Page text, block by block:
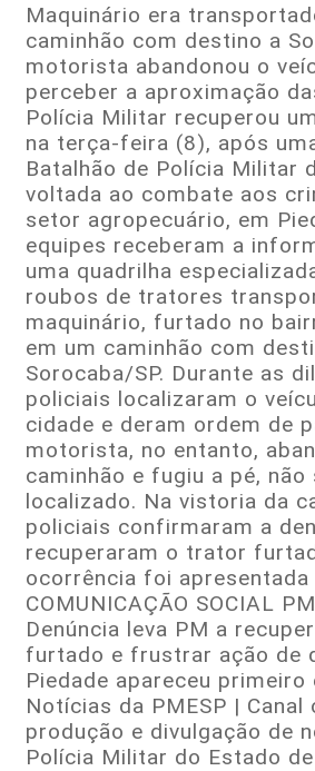
Maquinário era
caminhão com destino a
motorista abandonou o
perceber a aproximação
Polícia Militar recuperou
na terça-feira (8), após
Batalhão de Polícia Militar
voltada ao combate aos
setor agropecuário, em
equipes receberam a
uma quadrilha
roubos de tratores
maquinário, furtado no
em um caminhão com
Sorocaba/SP. Durante as
policiais localizaram o
cidade e deram ordem de
motorista, no entanto,
caminhão e fugiu a pé, não
localizado. Na vistoria da
policiais confirmaram a
recuperaram o trator
ocorrência foi apresentada
COMUNICAÇÃO SOCIAL
Denúncia leva PM a
furtado e frustrar ação de
Piedade apareceu
Notícias da PMESP |
produção e divulgação de
Polícia Militar do Estado de